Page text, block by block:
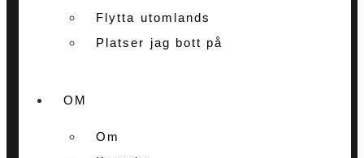
Flytta utomlands
Platser jag bott på
OM
Om